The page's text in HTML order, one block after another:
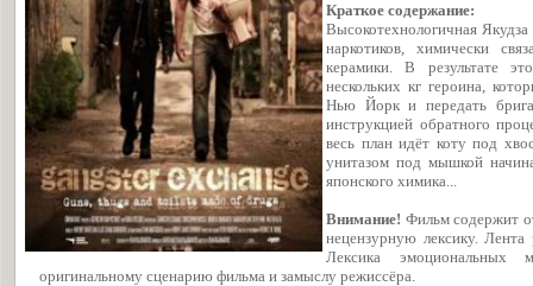
Краткое содержание:
Высокотехнологичная
наркотиков, химически
керамики. В результате
нескольких кг героина,
Нью Йорк и передать
инструкцией обратного
весь план идёт коту под
унитазом под мышкой
японского химика...
Внимание! Фильм содержит
нецензурную лексику.
Лексика эмоциональных
оригинальному сценарию фильма и замыслу режиссёра.